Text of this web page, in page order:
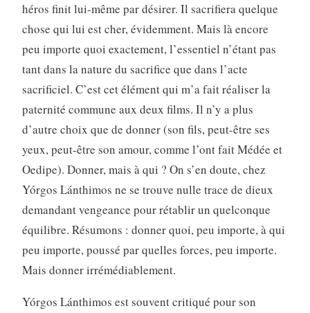
héros finit lui-même par désirer. Il sacrifiera quelque
chose qui lui est cher, évidemment. Mais là encore
peu importe quoi exactement, l’essentiel n’étant pas
tant dans la nature du sacrifice que dans l’acte
sacrificiel. C’est cet élément qui m’a fait réaliser la
paternité commune aux deux films. Il n’y a plus
d’autre choix que de donner (son fils, peut-être ses
yeux, peut-être son amour, comme l’ont fait Médée et
Oedipe). Donner, mais à qui ? On s’en doute, chez
Yórgos Lánthimos ne se trouve nulle trace de dieux
demandant vengeance pour rétablir un quelconque
équilibre. Résumons : donner quoi, peu importe, à qui
peu importe, poussé par quelles forces, peu importe.
Mais donner irrémédiablement.
Yórgos Lánthimos est souvent critiqué pour son